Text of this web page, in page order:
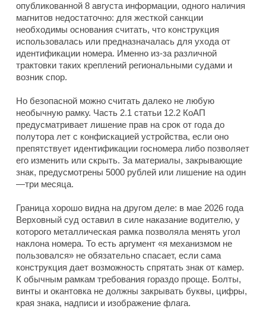
опубликованной 8 августа информации, одного наличия
магнитов недостаточно: для жесткой санкции
необходимы основания считать, что конструкция
использовалась или предназначалась для ухода от
идентификации номера. Именно из-за различной
трактовки таких креплений региональными судами и
возник спор.
Но безопасной можно считать далеко не любую
необычную рамку. Часть 2.1 статьи 12.2 КоАП
предусматривает лишение прав на срок от года до
полутора лет с конфискацией устройства, если оно
препятствует идентификации госномера либо позволяет
его изменить или скрыть. За материалы, закрывающие
знак, предусмотрены 5000 рублей или лишение на один
—три месяца.
Граница хорошо видна на другом деле: в мае 2026 года
Верховный суд оставил в силе наказание водителю, у
которого металлическая рамка позволяла менять угол
наклона номера. То есть аргумент «я механизмом не
пользовался» не обязательно спасает, если сама
конструкция дает возможность спрятать знак от камер.
К обычным рамкам требования гораздо проще. Болты,
винты и окантовка не должны закрывать буквы, цифры,
края знака, надписи и изображение флага.